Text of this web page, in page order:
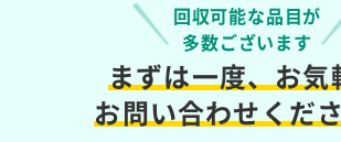
回収可能な品目が
多数ございます
まずは一度、お気
お問い合わせくだ